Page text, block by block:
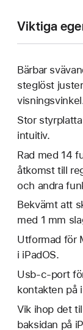
Viktiga
Bärbar
steglöst
Stor
intuitiv.
Rad med 14
åtkomst till
och andra
Bekvämt att
med 1 mm
Utformad för
i iPadOS.
Usb-c-port
kontakten på
Vik ihop det
baksidan på